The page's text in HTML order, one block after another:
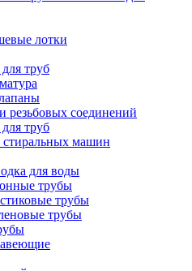
лотки
труб
резьбовых соединений
труб
машин
для воды
трубы
трубы
трубы